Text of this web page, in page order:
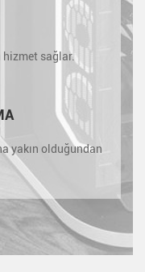
hizmet sağlar.
yakın olduğundan